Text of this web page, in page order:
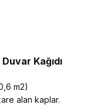
Kağıdı
m2)
alan kaplar.